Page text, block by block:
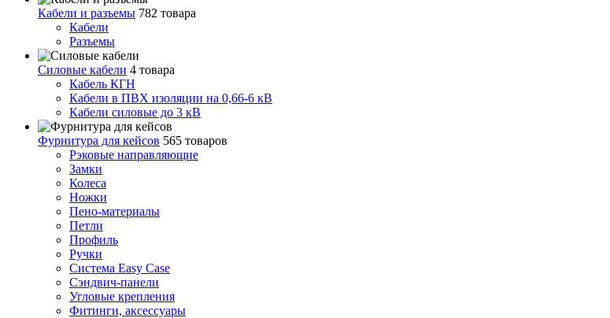
Кабели и разъемы 782 товара
Кабели
Разъемы
Силовые кабели 4 товара
Кабель КГН
Кабели в ПВХ изоляции на 0,66-6 кВ
Кабели силовые до 3 кВ
Фурнитура для кейсов 565 товаров
Рэковые направляющие
Замки
Колеса
Ножки
Пено-материалы
Петли
Профиль
Ручки
Система Easy Case
Сэндвич-панели
Угловые крепления
Фитинги, аксессуары